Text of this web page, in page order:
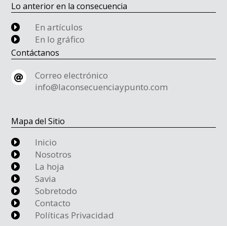
Lo anterior en la consecuencia
E En artículos
E En lo gráfico
Contáctanos

Correo electrónico
info@laconsecuenciaypunto.com
Mapa del Sitio
E Inicio
E Nosotros
E La hoja
E Savia
E Sobretodo
E Contacto
E Políticas Privacidad